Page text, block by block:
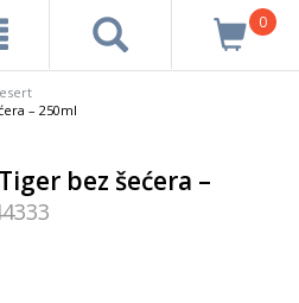
0
– 250ml
bez šećera –